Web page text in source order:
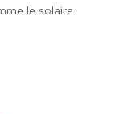
le solaire